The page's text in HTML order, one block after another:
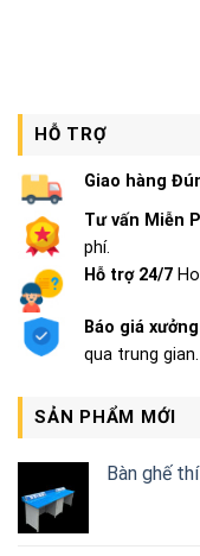
HỖ TRỢ
Giao hàng
Tư vấn Miễn
phí.
Hỗ trợ 24/7
Báo giá
qua trung gian.
SẢN PHẨM MỚI
Bàn ghế